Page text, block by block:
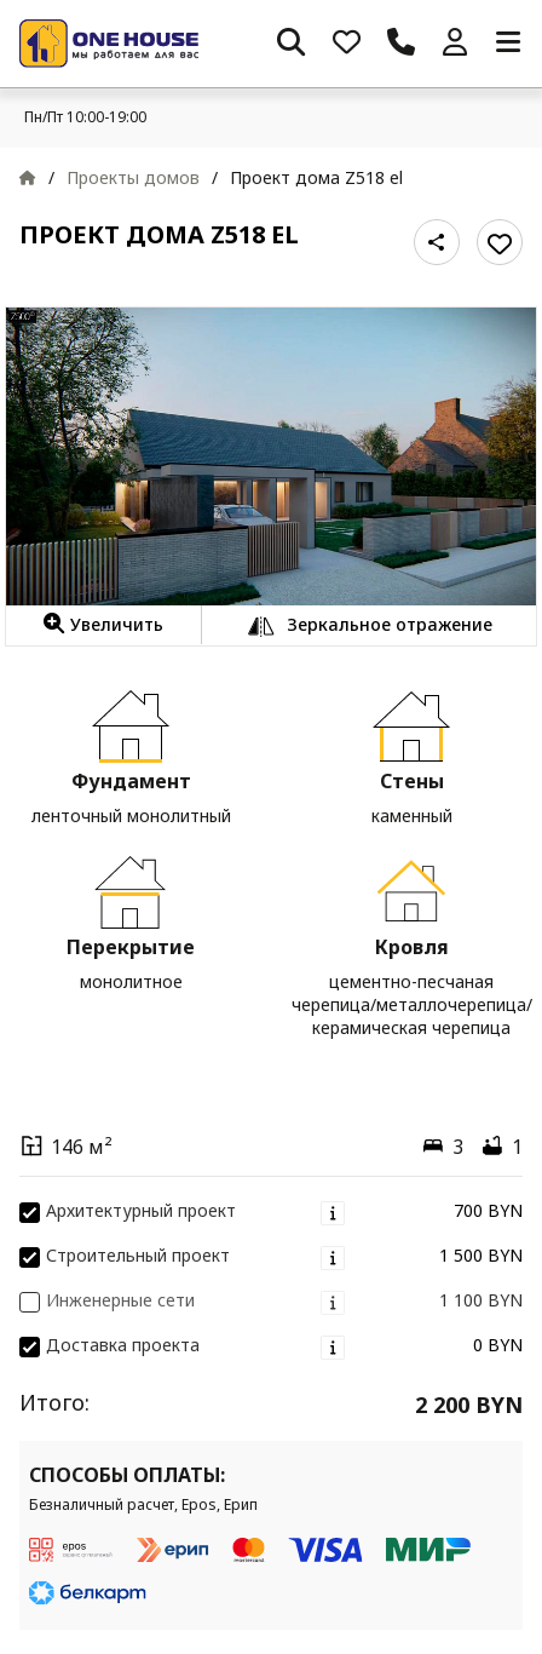
Пн/Пт 10:00-19:00
/ Проекты домов / Проект дома Z518 el
ПРОЕКТ ДОМА Z518 EL
Увеличить Зеркальное отражение
Фундамент
ленточный монолитный
Стены
каменный
Перекрытие
монолитное
Кровля
цементно-песчаная
черепица/металлочерепица/
керамическая черепица
146 м² 3 1
Архитектурный проект
700 BYN
Строительный проект
1 500 BYN
Инженерные сети
1 100 BYN
Доставка проекта
0 BYN
Итого: 2 200 BYN
СПОСОБЫ ОПЛАТЫ:
Безналичный расчет, Epos, Ерип